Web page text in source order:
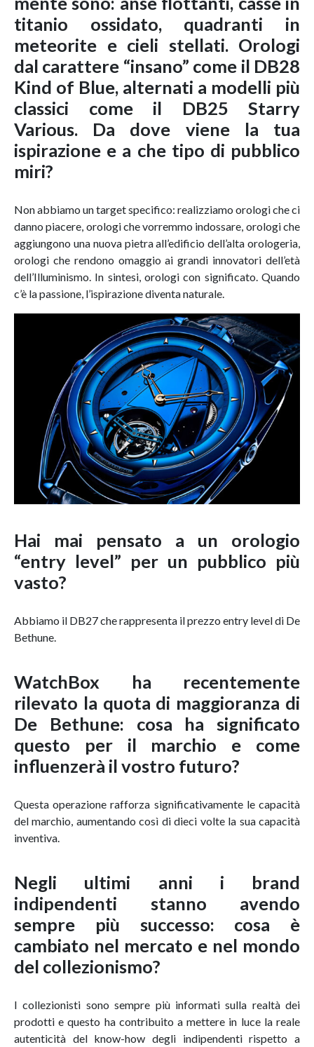
titanio ossidato, quadranti in
meteorite e cieli stellati. Orologi
dal carattere “insano” come il DB28
Kind of Blue, alternati a modelli più
classici come il DB25 Starry
Various. Da dove viene la tua
ispirazione e a che tipo di pubblico
miri?
Non abbiamo un target specifico: realizziamo orologi che ci
danno piacere, orologi che vorremmo indossare, orologi che
aggiungono una nuova pietra all’edificio dell’alta orologeria,
orologi che rendono omaggio ai grandi innovatori dell’età
dell’Illuminismo. In sintesi, orologi con significato. Quando
c’è la passione, l’ispirazione diventa naturale.
Hai mai pensato a un orologio
“entry level” per un pubblico più
vasto?
Abbiamo il DB27 che rappresenta il prezzo entry level di De
Bethune.
WatchBox ha recentemente
rilevato la quota di maggioranza di
De Bethune: cosa ha significato
questo per il marchio e come
influenzerà il vostro futuro?
Questa operazione rafforza significativamente le capacità
del marchio, aumentando così di dieci volte la sua capacità
inventiva.
Negli ultimi anni i brand
indipendenti stanno avendo
sempre più successo: cosa è
cambiato nel mercato e nel mondo
del collezionismo?
I collezionisti sono sempre più informati sulla realtà dei
prodotti e questo ha contribuito a mettere in luce la reale
autenticità del know-how degli indipendenti rispetto a